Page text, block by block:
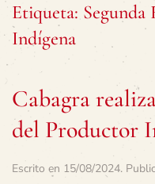
Etiqueta:
Indígena
Cabagra
del Productor
Escrito en 15/08/2024.